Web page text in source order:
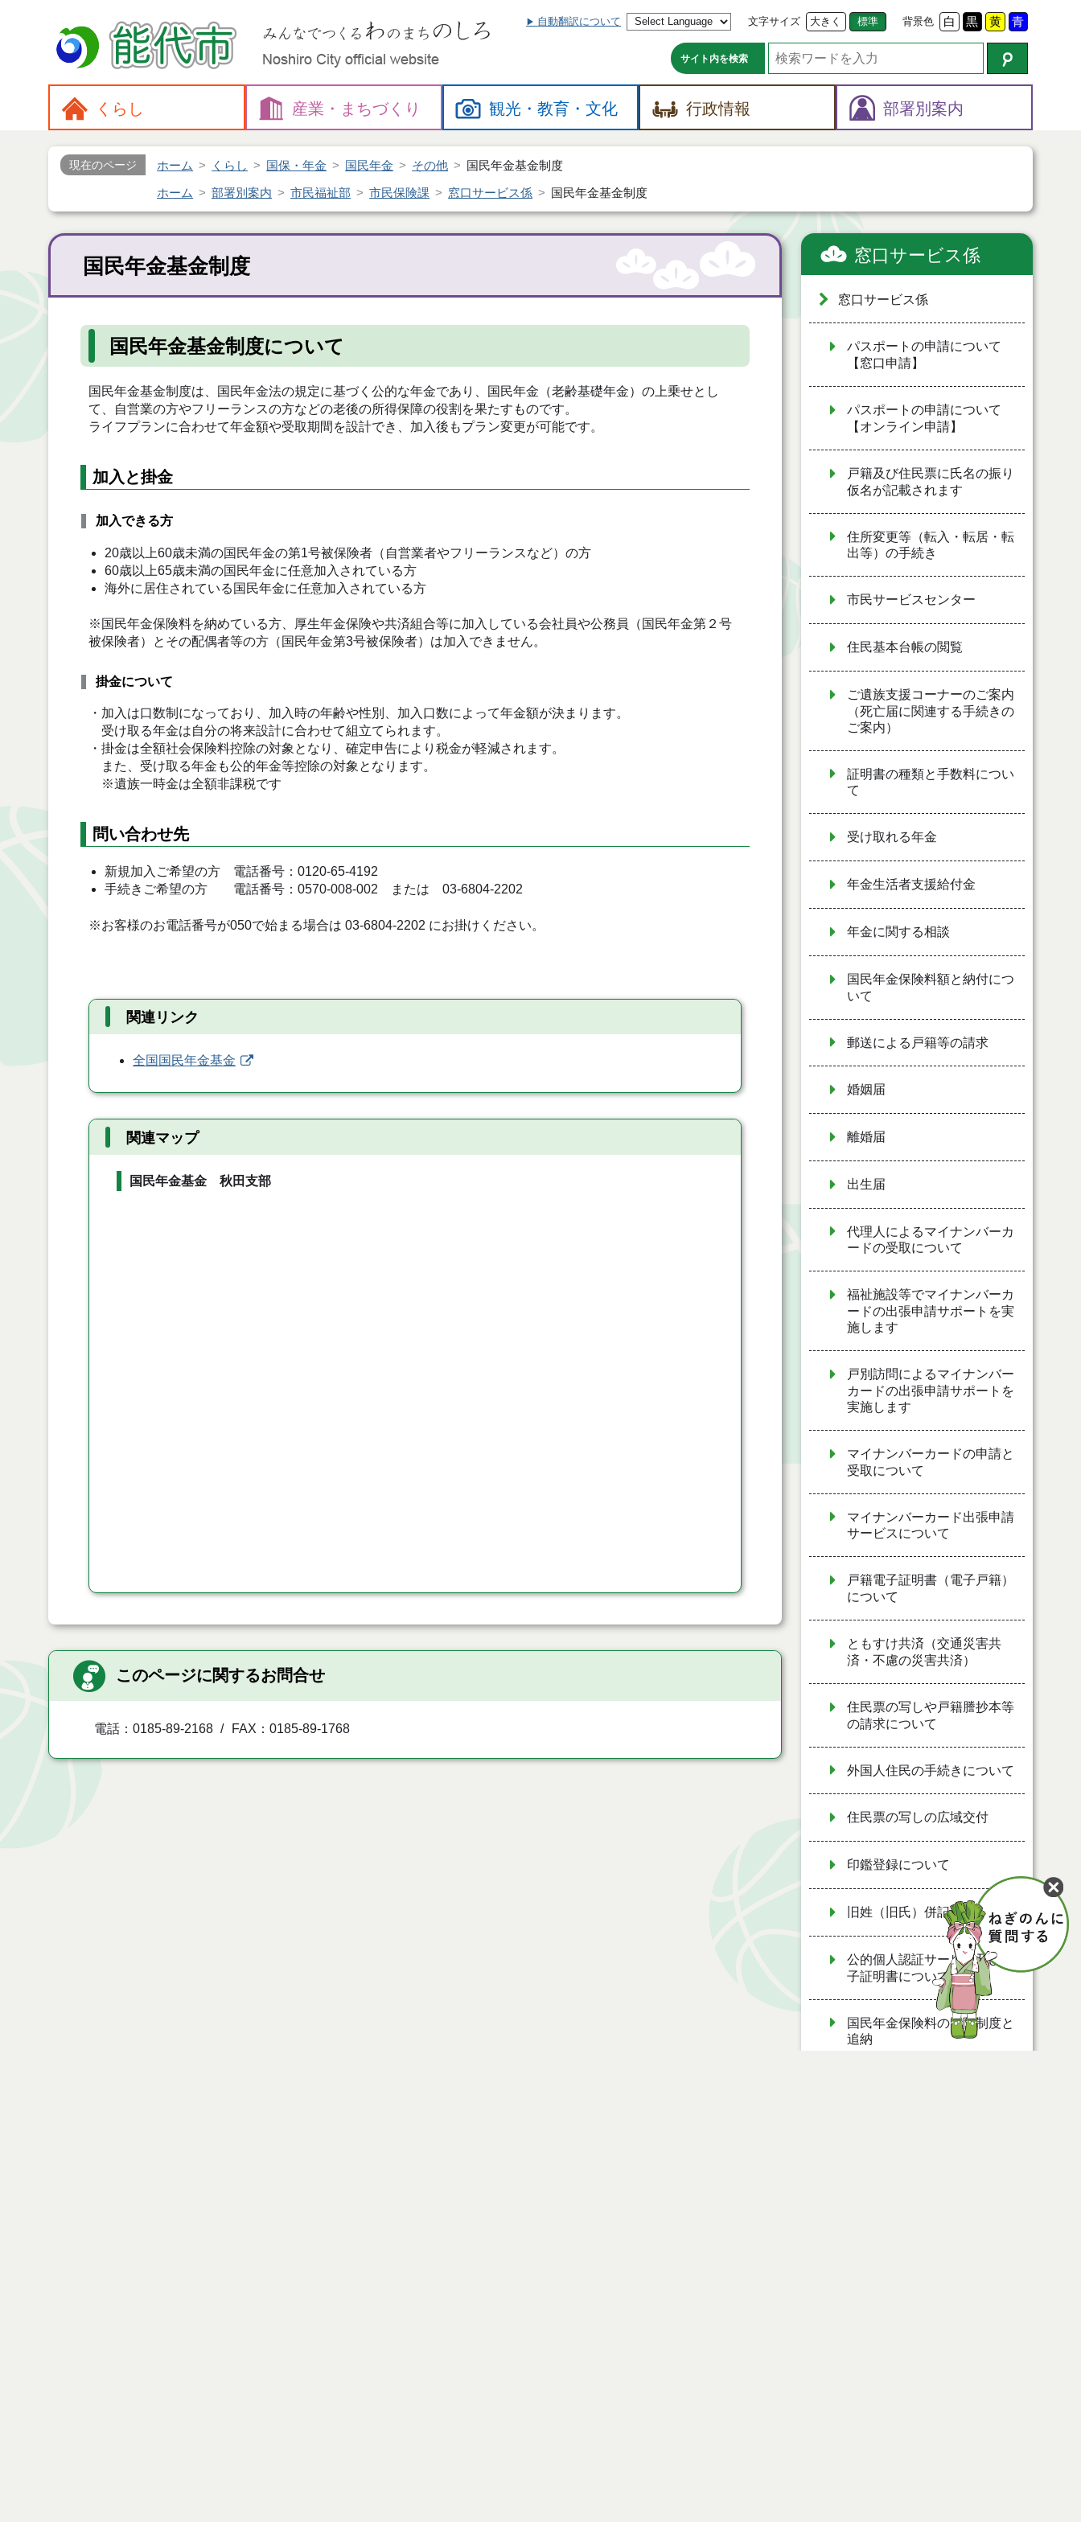
自動翻訳について 文字サイズ 大きく 標準 背景色 白 黒 黄 青
サイト内を検索
くらし 産業・ まちづくり 観光・教育・文化 行政情報 部署別案内
現在のページ ホーム くらし 国保・年金 国民年金 その他 国民年金基金制度
ホーム 部署別案内 市民福祉部 市民保険課 窓口サービス係 国民年金基金制度
国民年金基金制度
国民年金基金制度について
国民年金基金制度は、国民年金法の規定に基づく公的な年金であり、国民年金（老齢基礎年金）の上乗せとし
て、自営業の方やフリーランスの方などの老後の所得保障の役割を果たすものです。
ライフプランに合わせて年金額や受取期間を設計でき、加入後もプラン変更が可能です。
加入と掛金
加入できる方
20歳以上60歳未満の国民年金の第1号被保険者（自営業者やフリーランスなど）の方
60歳以上65歳未満の国民年金に任意加入されている方
海外に居住されている国民年金に任意加入されている方
※国民年金保険料を納めている方、厚生年金保険や共済組合等に加入している会社員や公務員（国民年金第２号
被保険者）とその配偶者等の方（国民年金第3号被保険者）は加入できません。
掛金について
・加入は口数制になっており、加入時の年齢や性別、加入口数によって年金額が決まります。
受け取る年金は自分の将来設計に合わせて組立てられます。
・掛金は全額社会保険料控除の対象となり、確定申告により税金が軽減されます。
また、受け取る年金も公的年金等控除の対象となります。
※遺族一時金は全額非課税です
問い合わせ先
新規加入ご希望の方 電話番号：0120-65-4192
手続きご希望の方 電話番号：0570-008-002 または 03-6804-2202
※お客様のお電話番号が050で始まる場合は 03-6804-2202 にお掛けください。
関連リンク
全国国民年金基金
関連マップ
国民年金基金 秋田支部
このページに関するお問合せ
電話：0185-89-2168 FAX：0185-89-1768
窓口サービス係
窓口サービス係
パスポートの申請について
【窓口申請】
パスポートの申請について
【オンライン申請】
戸籍及び住民票に氏名の振り
仮名が記載されます
住所変更等（転入・転居・転
出等）の手続き
市民サービスセンター
住民基本台帳の閲覧
ご遺族支援コーナーのご案内
（死亡届に関連する手続きの
ご案内）
証明書の種類と手数料につい
て
受け取れる年金
年金生活者支援給付金
年金に関する相談
国民年金保険料額と納付につ
いて
郵送による戸籍等の請求
婚姻届
離婚届
出生届
代理人によるマイナンバーカ
ードの受取について
福祉施設等でマイナンバーカ
ードの出張申請サポートを実
施します
戸別訪問によるマイナンバー
カードの出張申請サポートを
実施します
マイナンバーカードの申請と
受取について
マイナンバーカード出張申請
サービスについて
戸籍電子証明書（電子戸籍）
について
ともすけ共済（交通災害共
済・不慮の災害共済）
住民票の写しや戸籍謄抄本等
の請求について
外国人住民の手続きについて
住民票の写しの広域交付
印鑑登録について
旧姓（旧氏）併記の手続き
公的個人認証サービス及び電
子証明書について
国民年金保険料の免除制度と
追納